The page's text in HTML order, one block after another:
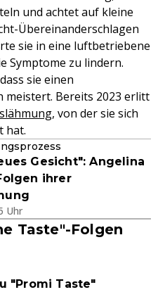
und achtet auf kleine
Übereinanderschlagen
sie in eine luftbetriebene
Symptome zu lindern.
sie einen
meistert. Bereits 2023 erlitt
, von der sie sich
hat.
Gesicht": Angelina
ihrer
Uhr
Taste"-Folgen
"Promi Taste"